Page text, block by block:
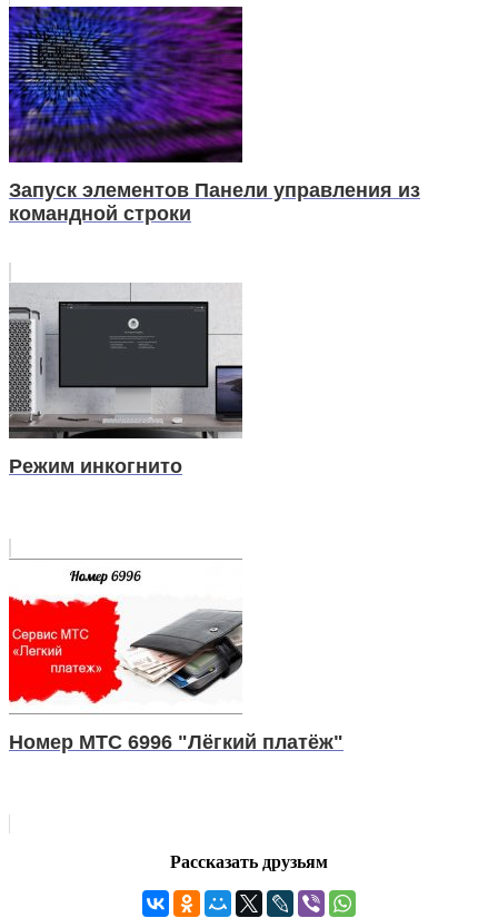
Запуск элементов Панели управления из
командной строки
Режим инкогнито
Номер МТС 6996 "Лёгкий платёж"
Рассказать друзьям